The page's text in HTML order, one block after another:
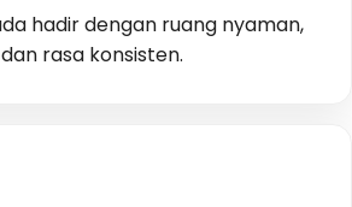
hadir dengan ruang nyaman,
rasa konsisten.